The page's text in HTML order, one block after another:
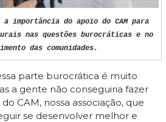
importância do apoio do CAM para
nas questões burocráticas e no
das comunidades.
parte burocrática é muito
a gente não conseguiria fazer
CAM, nossa associação, que
se desenvolver melhor e